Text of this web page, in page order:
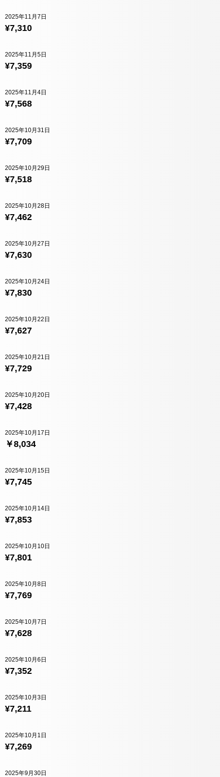
¥7,310
2025年11月7日
¥7,359
2025年11月5日
¥7,568
2025年11月4日
¥7,709
2025年10月31日
¥7,518
2025年10月29日
¥7,462
2025年10月28日
¥7,630
2025年10月27日
¥7,830
2025年10月24日
¥7,627
2025年10月22日
¥7,729
2025年10月21日
¥7,428
2025年10月20日
￥8,034
2025年10月17日
¥7,745
2025年10月15日
¥7,853
2025年10月14日
¥7,801
2025年10月10日
¥7,769
2025年10月8日
¥7,628
2025年10月7日
¥7,352
2025年10月6日
¥7,211
2025年10月3日
¥7,269
2025年10月1日
2025年9月30日